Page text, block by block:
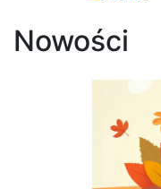
Nowości